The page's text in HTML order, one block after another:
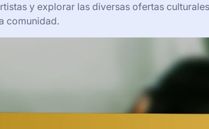
y explorar las diversas ofertas
comunidad.